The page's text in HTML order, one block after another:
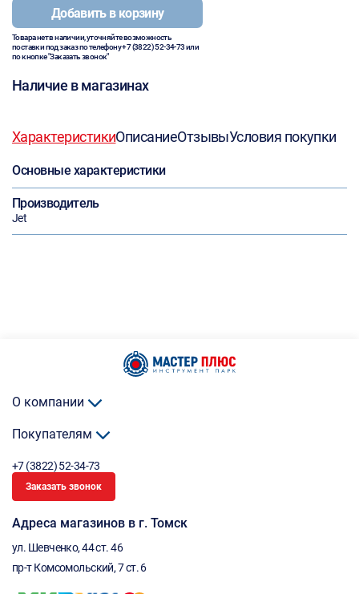
Добавить в корзину
Товара нет в наличии, уточняйте возможность
поставки под заказ по телефону+7 (3822) 52-34-73или
по кнопке "Заказать звонок"
Наличие в магазинах
ХарактеристикиОписаниеОтзывыУсловия покупки
Основные характеристики
Производитель
Jet
О компании
Покупателям
+7 (3822) 52-34-73
Заказать звонок
Адреса магазинов в г. Томск
ул. Шевченко, 44 ст. 46
пр-т Комсомольский, 7 ст. 6